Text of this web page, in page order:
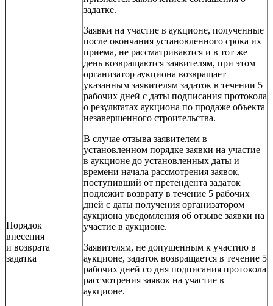
Порядок
внесения
и возврата
задатка
задатке.
Заявки на участие в аукционе, полученные
после окончания установленного срока их
приема, не рассматриваются и в тот же
день возвращаются заявителям, при этом
организатор аукциона возвращает
указанным заявителям задаток в течении 5
рабочих дней с даты подписания протокола
о результатах аукциона по продаже объекта
незавершенного строительства.
В случае отзыва заявителем в
установленном порядке заявки на участие
в аукционе до установленных даты и
времени начала рассмотрения заявок,
поступивший от претендента задаток
подлежит возврату в течение 5 рабочих
дней с даты получения организатором
аукциона уведомления об отзыве заявки на
участие в аукционе.
Заявителям, не допущенным к участию в
аукционе, задаток возвращается в течение 5
рабочих дней со дня подписания протокола
рассмотрения заявок на участие в
аукционе.